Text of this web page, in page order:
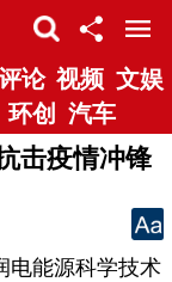
论 视频 文娱
环创 汽车
击疫情冲锋
能源科学技术